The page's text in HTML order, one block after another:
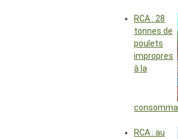
RCA : 28
tonnes de
poulets
impropres
à la
RCA : au